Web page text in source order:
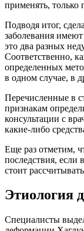
применять, только
Подводя итог,
заболевания
это два разных
Соответственно,
определенных
в одном случае, в
Перечисленные в
признакам
консультации с
какие-либо
Еще раз отметим,
последствия, если
стоит
Этиология
Специалисты